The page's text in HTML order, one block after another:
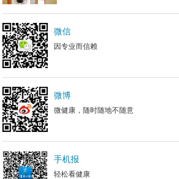
微信
因专业而信赖
微博
微健康，随时随地不随意
手机报
轻松看健康